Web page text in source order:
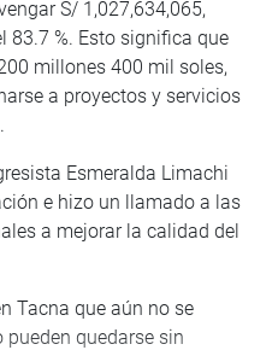
S/ 1,027,634,065,
83.7 %. Esto significa que
millones 400 mil soles,
a proyectos y servicios
Esmeralda Limachi
e hizo un llamado a las
a mejorar la calidad del
Tacna que aún no se
pueden quedarse sin